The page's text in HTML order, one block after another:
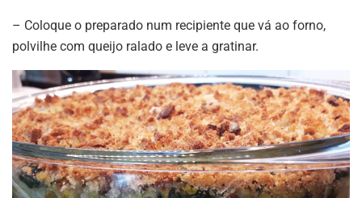
– Coloque o preparado num recipiente que vá ao forno,
polvilhe com queijo ralado e leve a gratinar.